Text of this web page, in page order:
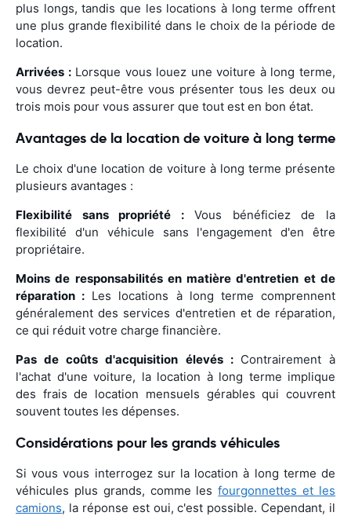
plus longs, tandis que les locations à long terme offrent
une plus grande flexibilité dans le choix de la période de
location.
Arrivées :Lorsque vous louez une voiture à long terme,
vous devrez peut-être vous présenter tous les deux ou
trois mois pour vous assurer que tout est en bon état.
Avantages de la location de voiture à long terme
Le choix d'une location de voiture à long terme présente
plusieurs avantages :
Flexibilité sans propriété :Vous bénéficiez de la
flexibilité d'un véhicule sans l'engagement d'en être
propriétaire.
Moins de responsabilités en matière d'entretien et de
réparation : Les locations à long terme comprennent
généralement des services d'entretien et de réparation,
ce qui réduit votre charge financière.
Pas de coûts d'acquisition élevés : Contrairement à
l'achat d'une voiture, la location à long terme implique
des frais de location mensuels gérables qui couvrent
souvent toutes les dépenses.
Considérations pour les grands véhicules
Si vous vous interrogez sur la location à long terme de
véhicules plus grands, comme lesfourgonnettes et les
camions, la réponse est oui, c'est possible. Cependant, il